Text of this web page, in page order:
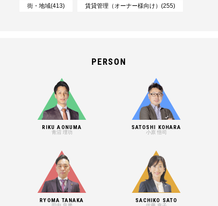
街・地域(413) 賃貸管理（オーナー様向け）(255)
PERSON
RIKU AONUMA
青沼 理功
SATOSHI KOHARA
小原 悟司
RYOMA TANAKA SACHIKO SATO